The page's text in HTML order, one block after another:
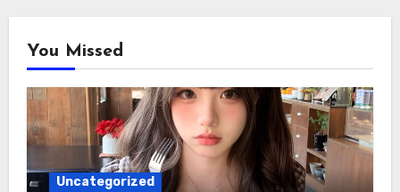
You Missed
Uncategorized